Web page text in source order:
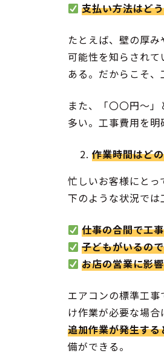
支払い方法はど
たとえば、壁の厚
可能性を知らされて
ある。だからこそ、
また、「〇〇円〜
多い。工事費用を明
作業時間はど
忙しいお客様にと
下のような状況では
仕事の合間で工
子どもがいるの
お店の営業に影
エアコンの標準工
け作業が必要な場
追加作業が発生す
備ができる。